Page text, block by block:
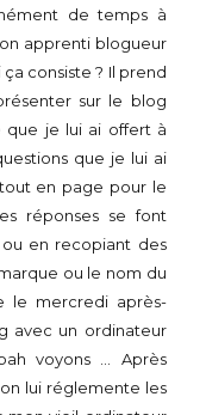
de temps à
apprenti blogueur
consiste ? Il prend
sur le blog
que je lui ai offert à
que je lui ai
en page pour le
réponses se font
en recopiant des
ou le nom du
le mercredi après-
avec un ordinateur
voyons ... Après
lui réglemente les